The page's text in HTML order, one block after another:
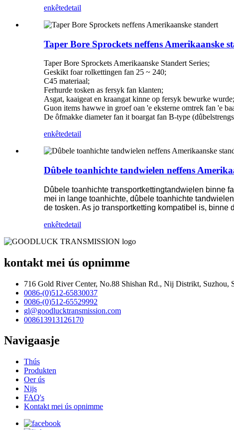
enkêtedetail
Taper Bore Sprockets neffens Amerikaanske
Taper Bore Sprockets Amerikaanske Standert Series;
Geskikt foar rolkettingen fan 25 ~ 240;
C45 materiaal;
Ferhurde tosken as fersyk fan klanten;
Asgat, kaaigeat en kraangat kinne op fersyk bewurke wurde;
Guon items hawwe in groef oan 'e eksterne omtrek fan 'e
De ôfmakke diameter fan it boargat fan B-type
enkêtedetail
Dûbele toanhichte tandwielen neffens
Dûbele toanhichte transportkettingtandwielen binne
mei in lange toanhichte, dûbele toanhichte
de tosken. As jo ​​transportketting kompatibel is,
enkêtedetail
kontakt mei ús opnimme
716 Gold River Center, No.88 Shishan Rd., Nij Distrikt, Suzhou,
0086-(0)512-65830037
0086-(0)512-65529992
gl@goodlucktransmission.com
008613913126170
Navigaasje
Thús
Produkten
Oer ús
Nijs
FAQ's
Kontakt mei ús opnimme